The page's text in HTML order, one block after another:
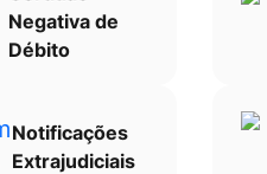
Negativa de
Débito
Notificações
Extrajudiciais